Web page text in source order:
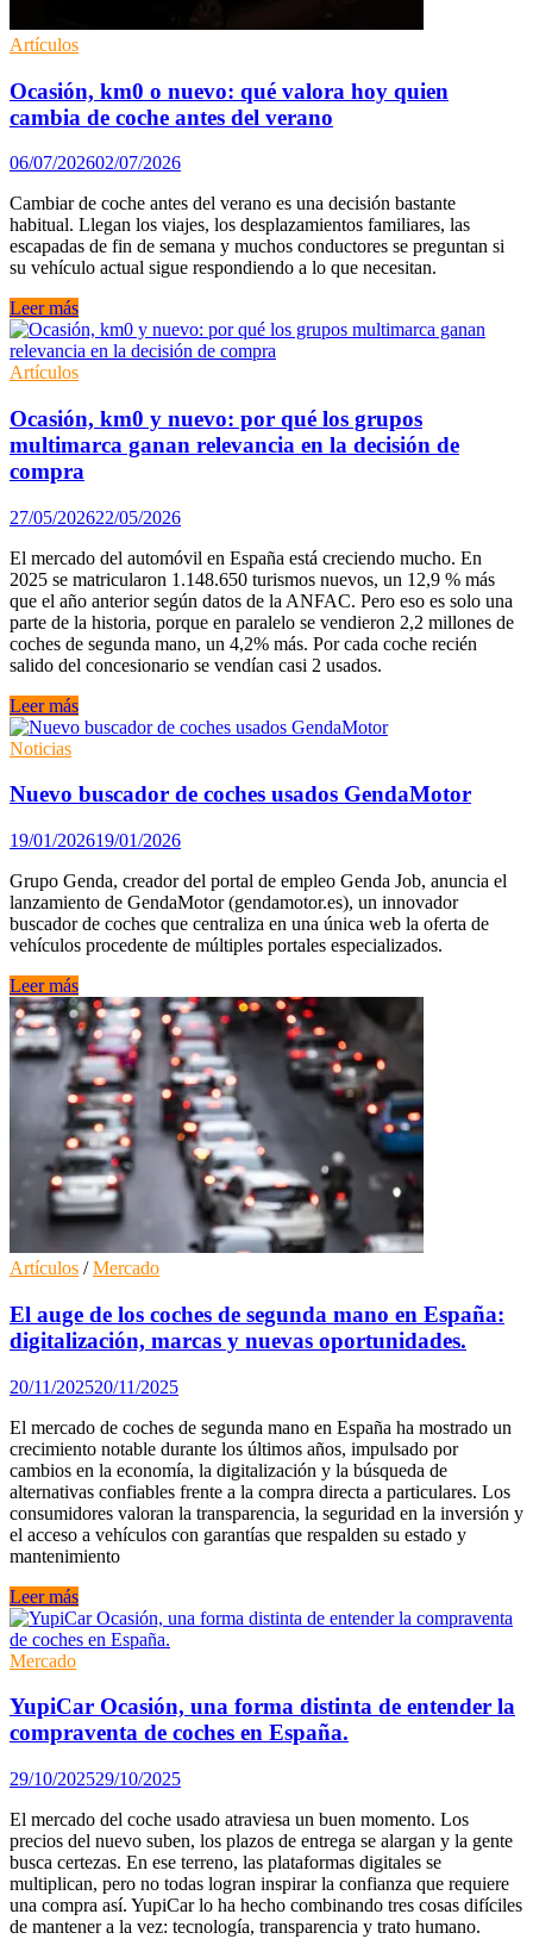
Artículos
Ocasión, km0 o nuevo: qué valora hoy quien
cambia de coche antes del verano
06/07/202602/07/2026
Cambiar de coche antes del verano es una decisión bastante
habitual. Llegan los viajes, los desplazamientos familiares, las
escapadas de fin de semana y muchos conductores se preguntan si
su vehículo actual sigue respondiendo a lo que necesitan.
Ocasión,
km0
o
nuevo:
valora
hoy
quien
cambia
coche
del
verano
Leer más
Artículos
Ocasión, km0 y nuevo: por qué los grupos
multimarca ganan relevancia en la decisión de
compra
27/05/202622/05/2026
El mercado del automóvil en España está creciendo mucho. En
2025 se matricularon 1.148.650 turismos nuevos, un 12,9 % más
que el año anterior según datos de la ANFAC. Pero eso es solo una
parte de la historia, porque en paralelo se vendieron 2,2 millones de
coches de segunda mano, un 4,2% más. Por cada coche recién
salido del concesionario se vendían casi 2 usados.
Ocasión,
km0
y
por
los
grupos
multimarca
ganan
relevancia
en
decisión
de
compra
Leer más
Noticias
Nuevo buscador de coches usados GendaMotor
19/01/202619/01/2026
Grupo Genda, creador del portal de empleo Genda Job, anuncia el
lanzamiento de GendaMotor (gendamotor.es), un innovador
buscador de coches que centraliza en una única web la oferta de
vehículos procedente de múltiples portales especializados.
Nuevo
buscador
de
coches
usados
GendaMotor
Leer más
Artículos /Mercado
El auge de los coches de segunda mano en España:
digitalización, marcas y nuevas oportunidades.
20/11/202520/11/2025
El mercado de coches de segunda mano en España ha mostrado un
crecimiento notable durante los últimos años, impulsado por
cambios en la economía, la digitalización y la búsqueda de
alternativas confiables frente a la compra directa a particulares. Los
consumidores valoran la transparencia, la seguridad en la inversión y
el acceso a vehículos con garantías que respalden su estado y
mantenimiento
El
auge
de
los
de
segunda
mano
España:
digitalización,
marcas
y
nuevas
oportunidades.
Leer más
Mercado
YupiCar Ocasión, una forma distinta de entender la
compraventa de coches en España.
29/10/202529/10/2025
El mercado del coche usado atraviesa un buen momento. Los
precios del nuevo suben, los plazos de entrega se alargan y la gente
busca certezas. En ese terreno, las plataformas digitales se
multiplican, pero no todas logran inspirar la confianza que requiere
una compra así. YupiCar lo ha hecho combinando tres cosas difíciles
de mantener a la vez: tecnología, transparencia y trato humano.